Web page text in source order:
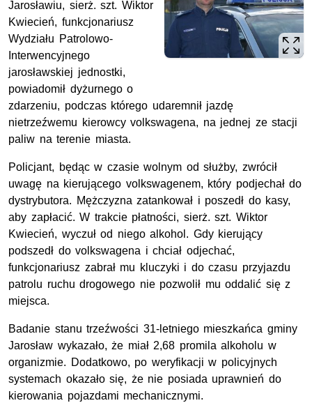
Jarosławiu, sierż. szt. Wiktor
Kwiecień, funkcjonariusz
Wydziału Patrolowo-
Interwencyjnego
jarosławskiej jednostki,
powiadomił dyżurnego o
zdarzeniu, podczas którego udaremnił jazdę
nietrzeźwemu kierowcy volkswagena, na jednej ze stacji
paliw na terenie miasta.
Policjant, będąc w czasie wolnym od służby, zwrócił
uwagę na kierującego volkswagenem, który podjechał do
dystrybutora. Mężczyzna zatankował i poszedł do kasy,
aby zapłacić. W trakcie płatności, sierż. szt. Wiktor
Kwiecień, wyczuł od niego alkohol. Gdy kierujący
podszedł do volkswagena i chciał odjechać,
funkcjonariusz zabrał mu kluczyki i do czasu przyjazdu
patrolu ruchu drogowego nie pozwolił mu oddalić się z
miejsca.
Badanie stanu trzeźwości 31-letniego mieszkańca gminy
Jarosław wykazało, że miał 2,68 promila alkoholu w
organizmie. Dodatkowo, po weryfikacji w policyjnych
systemach okazało się, że nie posiada uprawnień do
kierowania pojazdami mechanicznymi.